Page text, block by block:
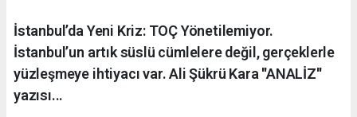
İstanbul’da Yeni Kriz: TOÇ Yönetilemiyor.
İstanbul’un artık süslü cümlelere değil, gerçeklerle
yüzleşmeye ihtiyacı var. Ali Şükrü Kara ''ANALİZ''
yazısı...